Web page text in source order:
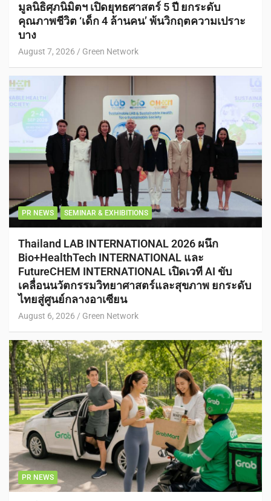
มูลนิธิศุภนิมิตฯ เปิดยุทธศาสตร์ 5 ปี ยกระดับ
คุณภาพชีวิต ‘เด็ก 4 ล้านคน’ พ้นวิกฤตความเปราะ
บาง
August 7, 2026 Green Network
PR NEWS SEMINAR & EXHIBITIONS
Thailand LAB INTERNATIONAL 2026 ผนึก
Bio+HealthTech INTERNATIONAL และ
FutureCHEM INTERNATIONAL เปิดเวที AI ขับ
เคลื่อนนวัตกรรมวิทยาศาสตร์และสุขภาพ ยกระดับ
ไทยสู่ศูนย์กลางอาเซียน
August 6, 2026 Green Network
PR NEWS